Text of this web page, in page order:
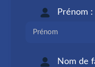
Prénom :
Nom de